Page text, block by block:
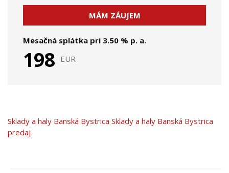
MÁM ZÁUJEM
Mesačná splátka pri 3.50 % p. a.
198 EUR
Sklady a haly Banská Bystrica Sklady a haly Banská Bystrica
predaj